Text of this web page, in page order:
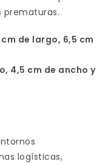
prematuras.
cm de largo, 6,5 cm
4,5 cm de ancho y
logísticas,